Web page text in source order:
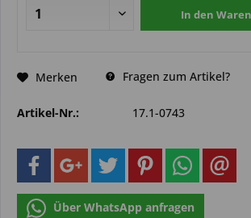
In den
Merken Fragen zum Artikel?
Artikel-Nr.: 17.1-0743
Über WhatsApp anfragen